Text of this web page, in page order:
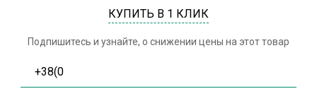
КУПИТЬ В 1 КЛИК
Подпишитесь и узнайте, о снижении цены на этот товар